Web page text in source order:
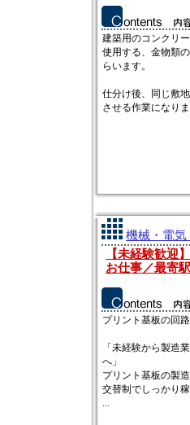
建築用のコンクリ
使用する、金物類
らいます。
仕分け後、同じ敷
させる作業になり
機械・電気
【未経験歓迎
お仕事／最寄
プリント基板の回
「未経験から製造
へ」
プリント基板の製
交替制でしっかり
...